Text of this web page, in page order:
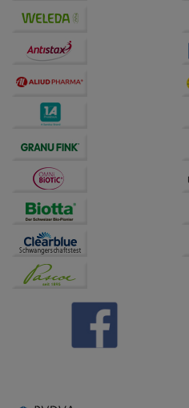
Bitte beachten Sie, dass
Dritte wie z.B. Google oder
übertragen werden.